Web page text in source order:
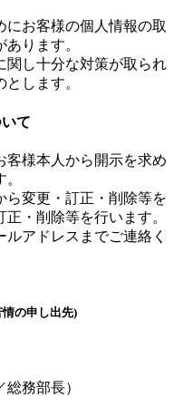
にお客様の個人情報の取
ります。
関し十分な対策が取られ
します。
て
客様本人から開示を求め
ら変更・訂正・削除等を
・削除等を行います。
アドレスまでご連絡く
の申し出先)
務部長）